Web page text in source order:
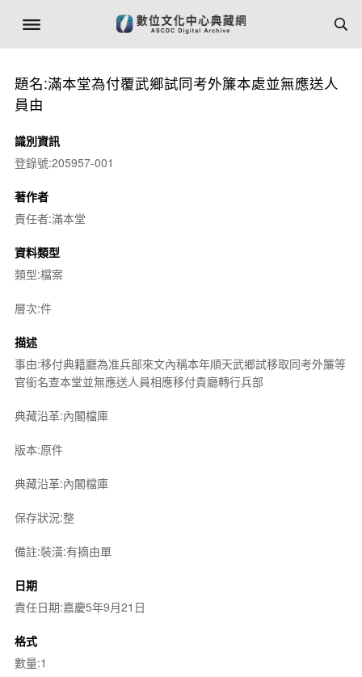
題名:滿本堂為付覆武鄉試同考外簾本處並無應送人
員由
識別資訊
登錄號:205957-001
著作者
責任者:滿本堂
資料類型
類型:檔案
層次:件
描述
事由:移付典籍廳為准兵部來文內稱本年順天武鄉試移取同考外簾等
官銜名查本堂並無應送人員相應移付貴廳轉行兵部
典藏沿革:內閣檔庫
版本:原件
典藏沿革:內閣檔庫
保存狀況:整
備註:裝潢:有摘由單
日期
責任日期:嘉慶5年9月21日
格式
數量:1